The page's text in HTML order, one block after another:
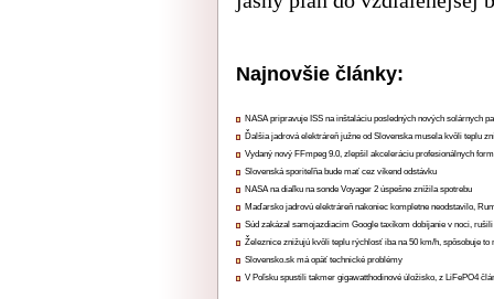
Najnovšie články:
NASA pripravuje ISS na inštaláciu posledných nových solárnych
Ďalšia jadrová elektráreň južne od Slovenska musela kvôli teplu
Vydaný nový FFmpeg 9.0, zlepšil akceleráciu profesionálnych
Slovenská sporiteľňa bude mať cez víkend odstávku
NASA na diaľku na sonde Voyager 2 úspešne znížila spotrebu
Maďarsko jadrovú elektráreň nakoniec kompletne neodstavilo,
Súd zakázal samojazdiacim Google taxíkom dobíjanie v noci,
Železnice znižujú kvôli teplu rýchlosť iba na 50 km/h, spôsobuje to
Slovensko.sk má opäť technické problémy
V Poľsku spustili takmer gigawatthodinové úložisko, z LiFePO4